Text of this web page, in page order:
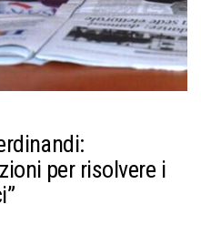
per risolvere i